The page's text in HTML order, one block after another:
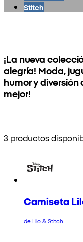
Stitch
¡La nueva
alegría! Moda,
humor y diversión
mejor!
3 productos
Camiseta
de Lilo & Stitch